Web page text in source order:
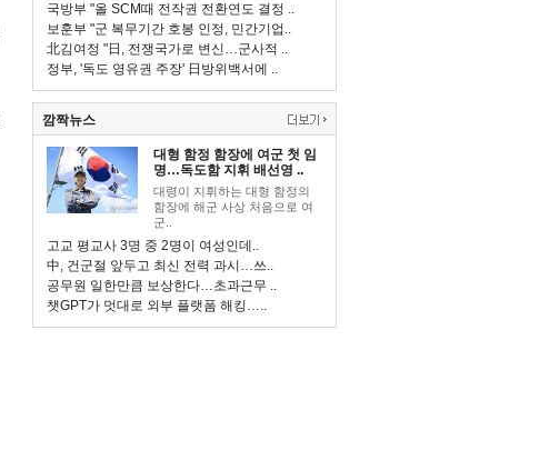
국방부 "올 SCM때 전작권 전환연도 결정 ..
보훈부 "군 복무기간 호봉 인정, 민간기업..
北김여정 "日, 전쟁국가로 변신…군사적 ..
정부, '독도 영유권 주장' 日방위백서에 ..
깜짝뉴스
대형 함정 함장에 여군 첫 임
명…독도함 지휘 배선영 ..
대령이 지휘하는 대형 함정의
함장에 해군 사상 처음으로 여
군..
고교 평교사 3명 중 2명이 여성인데..
中, 건군절 앞두고 최신 전력 과시…쓰..
공무원 일한만큼 보상한다…초과근무 ..
챗GPT가 멋대로 외부 플랫폼 해킹…..